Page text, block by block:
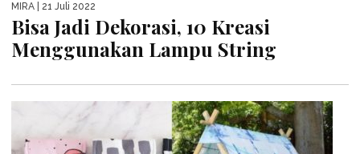
MIRA | 21 Juli 2022
Bisa Jadi Dekorasi, 10 Kreasi
Menggunakan Lampu String